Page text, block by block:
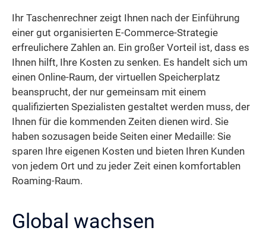
Ihr Taschenrechner zeigt Ihnen nach der Einführung
einer gut organisierten E-Commerce-Strategie
erfreulichere Zahlen an. Ein großer Vorteil ist, dass es
Ihnen hilft, Ihre Kosten zu senken. Es handelt sich um
einen Online-Raum, der virtuellen Speicherplatz
beansprucht, der nur gemeinsam mit einem
qualifizierten Spezialisten gestaltet werden muss, der
Ihnen für die kommenden Zeiten dienen wird. Sie
haben sozusagen beide Seiten einer Medaille: Sie
sparen Ihre eigenen Kosten und bieten Ihren Kunden
von jedem Ort und zu jeder Zeit einen komfortablen
Roaming-Raum.
Global wachsen